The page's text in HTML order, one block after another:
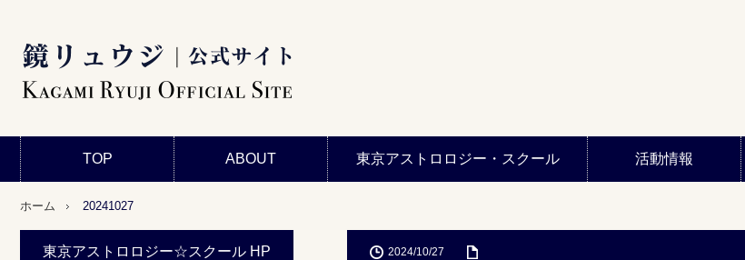
TOP ABOUT 東京アストロロジー・スクール 活動情報
ホーム 20241027
2024/10/27
東京アストロロジー☆スクール HP